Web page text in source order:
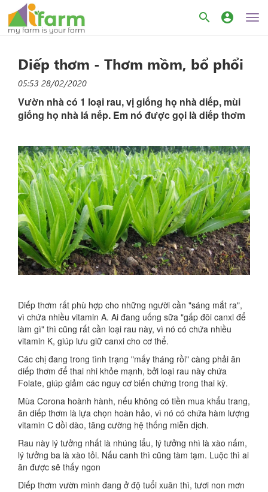
search account_circle
Diếp thơm - Thơm mồm, bổ phổi
05:53 28/02/2020
Vườn nhà có 1 loại rau, vị giống họ nhà diếp, mùi
giống họ nhà lá nếp. Em nó được gọi là diếp thơm
Diếp thơm rất phù hợp cho những người cần "sáng mắt ra",
vì chứa nhiều vitamin A. Ai đang uống sữa "gấp đôi canxi để
làm gì" thì cũng rất cần loại rau này, vì nó có chứa nhiều
vitamin K, giúp lưu giữ canxi cho cơ thể.
Các chị đang trong tình trạng "mấy tháng rồi" càng phải ăn
diếp thơm để thai nhi khỏe mạnh, bởi loại rau này chứa
Folate, giúp giảm các nguy cơ biến chứng trong thai kỳ.
Mùa Corona hoành hành, nếu không có tiền mua khẩu trang,
ăn diếp thơm là lựa chọn hoàn hảo, vì nó có chứa hàm lượng
vitamin C dồi dào, tăng cường hệ thống miễn dịch.
Rau này lý tưởng nhất là nhúng lẩu, lý tưởng nhì là xào nấm,
lý tưởng ba là xào tỏi. Nấu canh thì cũng tàm tạm. Luộc thì ai
ăn được sẽ thấy ngon
Diếp thơm vườn mình đang ở độ tuổi xuân thì, tươi non mơn